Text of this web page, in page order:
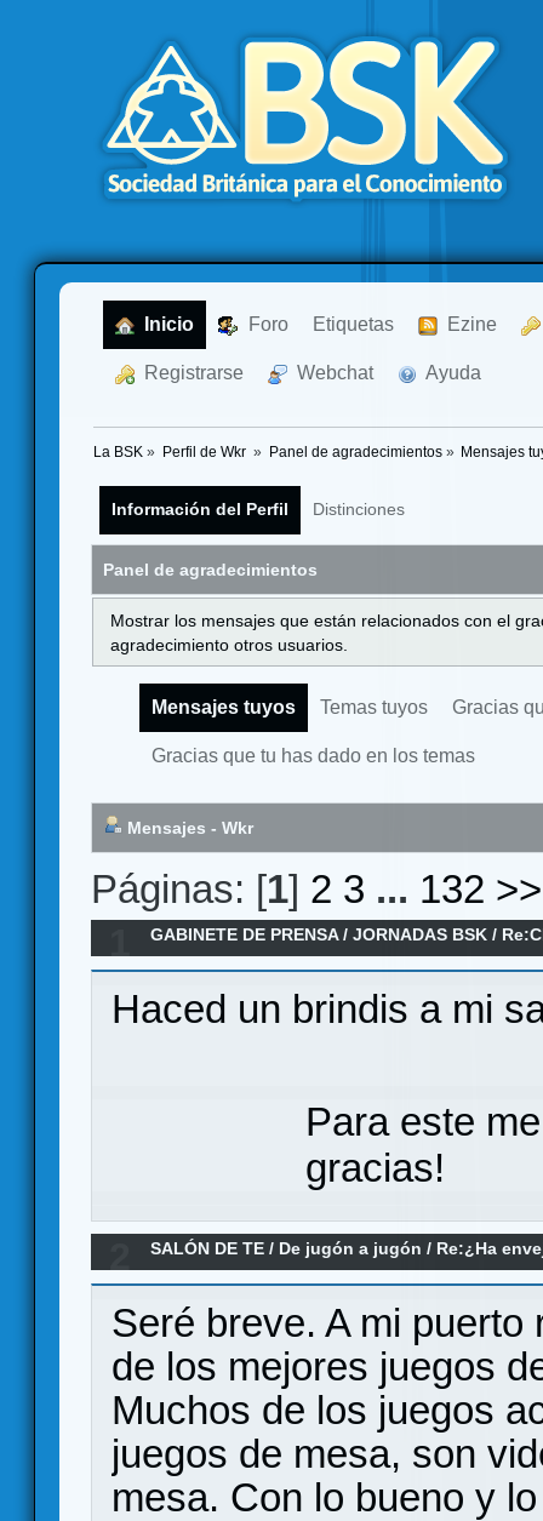
Inicio Foro Etiquetas Ezine
Registrarse Webchat Ayuda
La BSK » Perfil de Wkr » Panel de agradecimientos» Mensajes
Información del Perfil Distinciones
Panel de agradecimientos
Mostrar los mensajes que están relacionados con el
agradecimiento otros usuarios.
Mensajes tuyos Temas tuyos Gracias
Gracias que tu has dado en los temas
Mensajes - Wkr
Páginas: [1] 2 3 ... 132 >>
GABINETE DE PRENSA/JORNADAS BSK /
Haced un brindis a mi
Para este
gracias!
SALÓN DE TE / De jugón a jugón / Re:¿Ha
juegos modernos no le llegan a la altura?
Seré breve. A mi
de los mejores juegos
Muchos de los juegos
juegos de mesa, son
mesa. Con lo bueno y